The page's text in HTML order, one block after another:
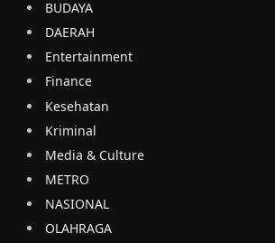
BUDAYA
DAERAH
Entertainment
Finance
Kesehatan
Kriminal
Media & Culture
METRO
NASIONAL
OLAHRAGA